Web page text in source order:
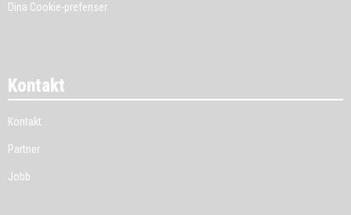
Dina Cookie-prefenser
Kontakt
Kontakt
Partner
Jobb